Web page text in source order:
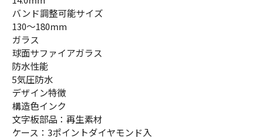
バンド調整可能サイズ
130～180mm
ガラス
球面サファイアガラス
防水性能
5気圧防水
デザイン特徴
構造色インク
文字板部品：再生素材
ケース：3ポイントダイヤモンド入